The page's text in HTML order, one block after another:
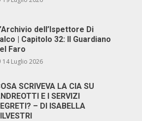
dell’Ispettore Di
| Capitolo 32: Il Guardiano
Faro
14 Luglio 2026
SCRIVEVA LA CIA SU
E I SERVIZI
– DI ISABELLA